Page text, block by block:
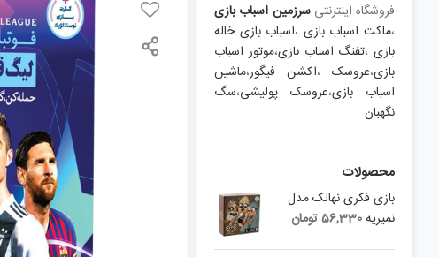
فروشگاه اینترنتیسرزمین اسباب بازی
،ماکت اسباب بازی ،اسباب بازی خاله
بازی،تفنگ اسباب بازی،موتور اسباب
بازی،عروسک،اکشن فیگور،ماشین
اسباب بازی،عروسک پولیشی،سگ
نگهبان
محصولات
بازی فکری نهالک مدل
نمیریه56,330تومان